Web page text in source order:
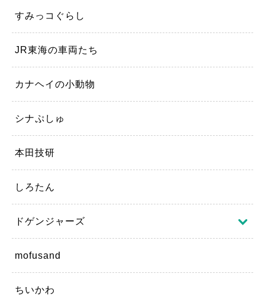
すみっコぐらし
JR東海の車両たち
カナヘイの小動物
シナぷしゅ
本田技研
しろたん
ドゲンジャーズ
mofusand
ちいかわ